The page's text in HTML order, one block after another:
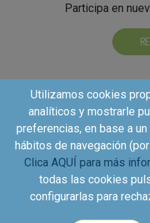
Participa en
Utilizamos cookies
analíticos y mostrarle
preferencias, en base a
hábitos de navegación
Clica AQUÍ para más
todas las cookies
configurarlas para